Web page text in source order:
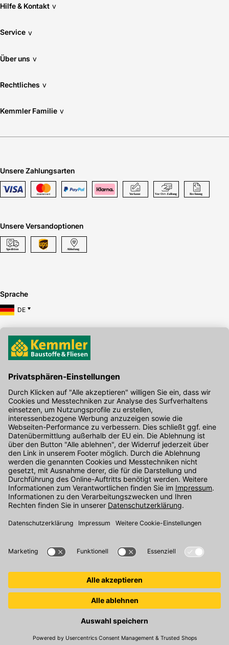
Hilfe & Kontakt v
Service v
Über uns v
Rechtliches v
Kemmler Familie v
Unsere Zahlungsarten
Unsere Versandoptionen
Sprache
DE
Hier gibt's die kostenlose App
Kontakt
Unser Onlineshop Team ist montags bis freitags von 08:00 - 17:00
Uhr unter der Telefonnummer07071 / 151-151für Sie erreichbar.
Alternativ können Sie unser Kontaktformular nutzen.
Den Kontakt direkt in unsere Niederlassungen finden Sie hier.
Oder über unseren Chat .